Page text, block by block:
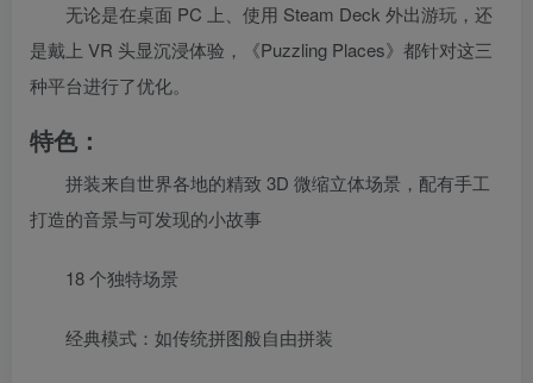
无论是在桌面 PC 上、使用 Steam Deck 外出游玩，还
是戴上 VR 头显沉浸体验，《Puzzling Places》都针对这三
种平台进行了优化。
特色：
拼装来自世界各地的精致 3D 微缩立体场景，配有手工
打造的音景与可发现的小故事
18 个独特场景
经典模式：如传统拼图般自由拼装